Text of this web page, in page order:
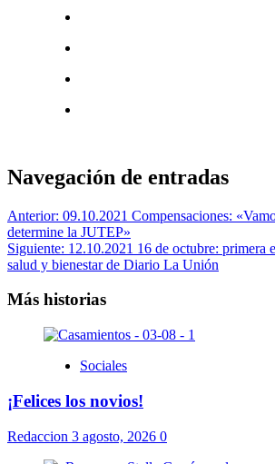
Navegación de entradas
Anterior: 09.10.2021 Compensaciones:
determine la JUTEP»
Siguiente: 12.10.2021 16 de octubre: primera
salud y bienestar de Diario La Unión
Más historias
Sociales
¡Felices los novios!
Redaccion 3 agosto, 2026 0